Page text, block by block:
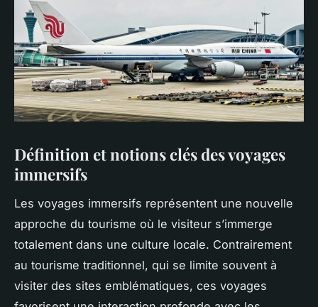
Définition et notions clés des voyages
immersifs
Les voyages immersifs représentent une nouvelle
approche du tourisme où le visiteur s’immerge
totalement dans une culture locale. Contrairement
au tourisme traditionnel, qui se limite souvent à
visiter des sites emblématiques, ces voyages